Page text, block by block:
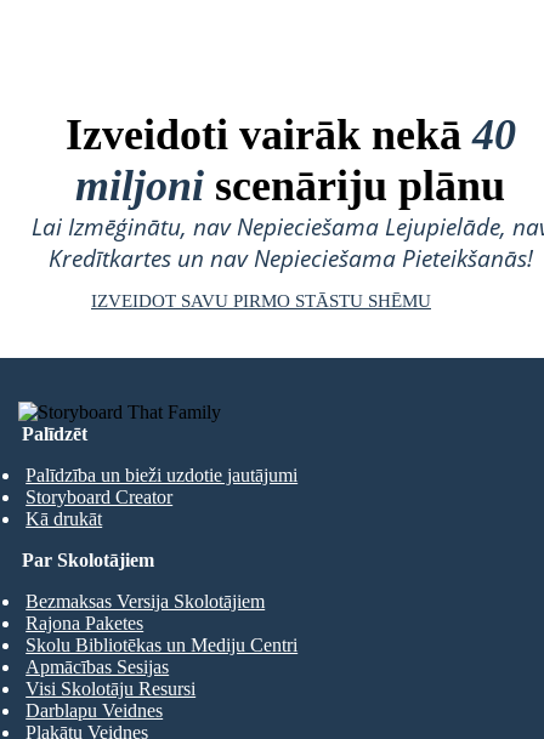
Izveidoti vairāk nekā40
miljoni scenāriju plānu
Lai Izmēģinātu, nav Nepieciešama Lejupielāde,
Kredītkartes un nav Nepieciešama Pieteikšanās!
IZVEIDOT SAVU PIRMO STĀSTU SHĒMU
Palīdzēt
Palīdzība un bieži uzdotie jautājumi
Storyboard Creator
Kā drukāt
Par Skolotājiem
Bezmaksas Versija Skolotājiem
Rajona Paketes
Skolu Bibliotēkas un Mediju Centri
Apmācības Sesijas
Visi Skolotāju Resursi
Darblapu Veidnes
Plakātu Veidnes